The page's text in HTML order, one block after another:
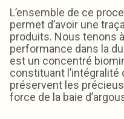
L’ensemble de ce
permet d’avoir une
produits. Nous tenons
performance dans la
est un concentré
constituant l’intégralité
préservent les
force de la baie